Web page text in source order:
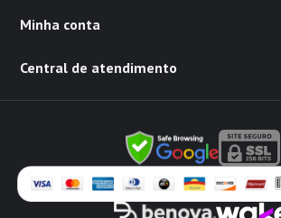
Minha conta
Central de atendimento